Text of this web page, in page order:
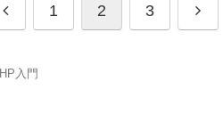
1 2 3
入門